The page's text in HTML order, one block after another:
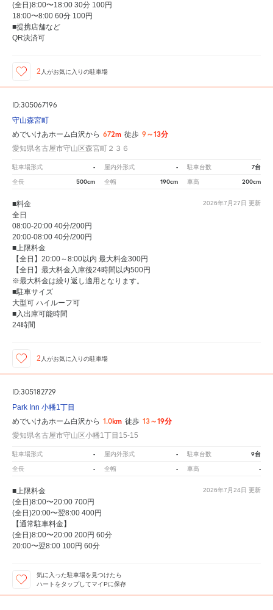
(全日)8:00〜18:00 30分 100円
18:00〜8:00 60分 100円
■提携店舗など
QR決済可
2 人がお気に入りの駐車場
ID:305067196
守山森宮町
めでいけあホーム白沢から 672m 徒歩 9～13分
愛知県名古屋市守山区森宮町２３６
駐車場形式 - 屋内外形式 - 駐車台数 7台
全長 500cm 全幅 190cm 車高 200cm
2026年7月27日 更新
■料金
全日
08:00-20:00 40分/200円
20:00-08:00 40分/200円
■上限料金
【全日】20:00～8:00以内 最大料金300円
【全日】最大料金入庫後24時間以内500円
※最大料金は繰り返し適用となります。
■駐車サイズ
大型可 ハイルーフ可
■入出庫可能時間
24時間
2 人がお気に入りの駐車場
ID:305182729
Park Inn 小幡1丁目
めでいけあホーム白沢から 1.0km 徒歩 13～19分
愛知県名古屋市守山区小幡1丁目15-15
駐車場形式 - 屋内外形式 - 駐車台数 9台
全長 - 全幅 - 車高 -
2026年7月24日 更新
■上限料金
(全日)8:00〜20:00 700円
(全日)20:00〜翌8:00 400円
【通常駐車料金】
(全日)8:00〜20:00 200円 60分
20:00〜翌8:00 100円 60分
気に入った駐車場を見つけたら
ハートをタップしてマイPに保存